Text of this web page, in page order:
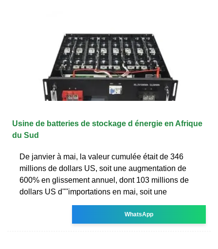
Usine de batteries de stockage d énergie en Afrique
du Sud
De janvier à mai, la valeur cumulée était de 346
millions de dollars US, soit une augmentation de
600% en glissement annuel, dont 103 millions de
dollars US d''''importations en mai, soit une
WhatsApp